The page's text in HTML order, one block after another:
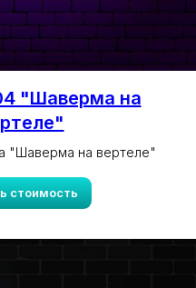
"Шаверма на
"Шаверма на вертеле"
стоимость